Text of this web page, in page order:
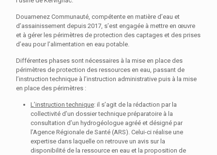
Douarnenez Communauté, compétente en matière d’eau et
d’assainissement depuis 2017, s’est engagée à mettre en œuvre
et à gérer les périmètres de protection des captages et des prises
d’eau pour l’alimentation en eau potable.
Différentes phases sont nécessaires à la mise en place des
périmètres de protection des ressources en eau, passant de
l’instruction technique à l’instruction administrative puis à la mise
en place des périmètres :
L’instruction technique: il s’agit de la rédaction par la
collectivité d’un dossier technique préparatoire à la
consultation d’un hydrogéologue agréé et désigné par
l’Agence Régionale de Santé (ARS). Celui-ci réalise une
expertise dans laquelle on retrouve un avis sur la
disponibilité de la ressource en eau et la proposition de